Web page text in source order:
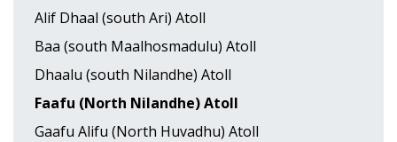
Alif Dhaal (south Ari) Atoll
Baa (south Maalhosmadulu) Atoll
Dhaalu (south Nilandhe) Atoll
Faafu (North Nilandhe) Atoll
Gaafu Alifu (North Huvadhu) Atoll